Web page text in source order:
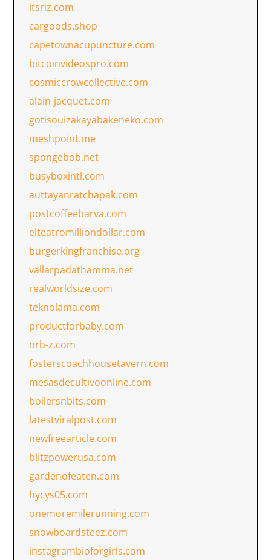
itsriz.com
cargoods.shop
capetownacupuncture.com
bitcoinvideospro.com
cosmiccrowcollective.com
alain-jacquet.com
gotisouizakayabakeneko.com
meshpoint.me
spongebob.net
busyboxintl.com
auttayanratchapak.com
postcoffeebarva.com
elteatromilliondollar.com
burgerkingfranchise.org
vallarpadathamma.net
realworldsize.com
teknolama.com
productforbaby.com
orb-z.com
fosterscoachhousetavern.com
mesasdecultivoonline.com
boilersnbits.com
latestviralpost.com
newfreearticle.com
blitzpowerusa.com
gardenofeaten.com
hycys05.com
onemoremilerunning.com
snowboardsteez.com
instagrambioforgirls.com